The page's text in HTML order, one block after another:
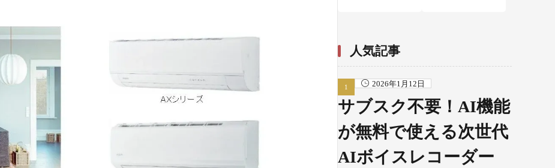
人気記事
2026年1月12日
サブスク不要！AI機能
が無料で使える次世代
AIボイスレコーダー